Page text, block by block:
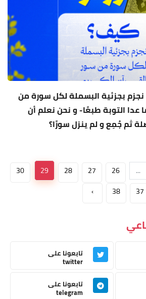
بجزئية البسملة لكل سورة من
عدا التوبة طبعًا- و نحن نعلم أن
ثم جُمِع و لم ينزل سورًا؟
...
26
27
28
29
30
37
38
›
تابعونا على
twitter
تابعونا على
telegram